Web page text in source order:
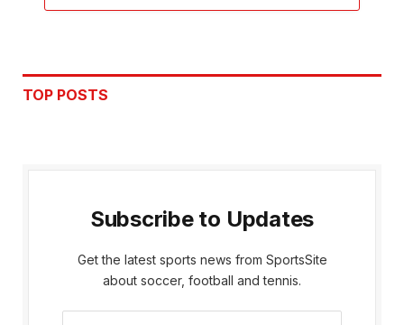
TOP POSTS
Subscribe to Updates
Get the latest sports news from SportsSite
about soccer, football and tennis.